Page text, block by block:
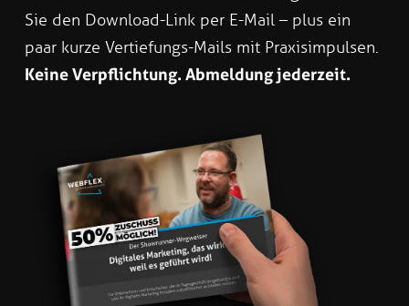
Sie den Download-Link per E-Mail – plus ein
paar kurze Vertiefungs-Mails mit Praxisimpulsen.
Keine Verpflichtung. Abmeldung jederzeit.